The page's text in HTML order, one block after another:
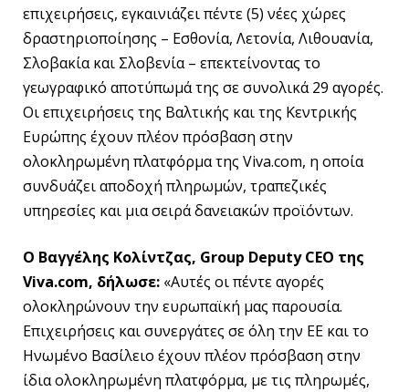
επιχειρήσεις, εγκαινιάζει πέντε (5) νέες χώρες
δραστηριοποίησης – Εσθονία, Λετονία, Λιθουανία,
Σλοβακία και Σλοβενία – επεκτείνοντας το
γεωγραφικό αποτύπωμά της σε συνολικά 29 αγορές.
Οι επιχειρήσεις της Βαλτικής και της Κεντρικής
Ευρώπης έχουν πλέον πρόσβαση στην
ολοκληρωμένη πλατφόρμα της Viva.com, η οποία
συνδυάζει αποδοχή πληρωμών, τραπεζικές
υπηρεσίες και μια σειρά δανειακών προϊόντων.
Ο Βαγγέλης Κολίντζας, Group Deputy CEO της
Viva.com, δήλωσε: «Αυτές οι πέντε αγορές
ολοκληρώνουν την ευρωπαϊκή μας παρουσία.
Επιχειρήσεις και συνεργάτες σε όλη την ΕΕ και το
Ηνωμένο Βασίλειο έχουν πλέον πρόσβαση στην
ίδια ολοκληρωμένη πλατφόρμα, με τις πληρωμές,